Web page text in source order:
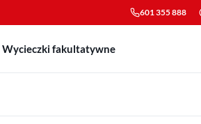
601 355 888
Wycieczki fakultatywne